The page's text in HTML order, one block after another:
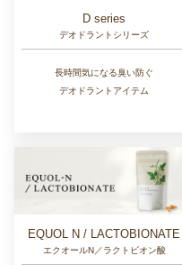
D series
デオドラントシリーズ
長時間気になる臭い防ぐ
デオドラントアイテム
EQUOL N / LACTOBIONATE
エクオールN／ラクトビオン酸